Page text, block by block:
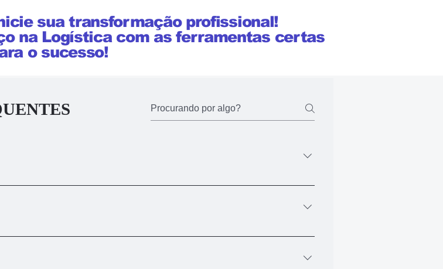
sua transformação profissional!
na Logística com as ferramentas certas
o sucesso!
que realizar a sua inscrição, você receberá um email, onde terá o acesso a
Caso opte por realizar o pagamento à vista, pode fazer via PIX ou Boleto. Ao